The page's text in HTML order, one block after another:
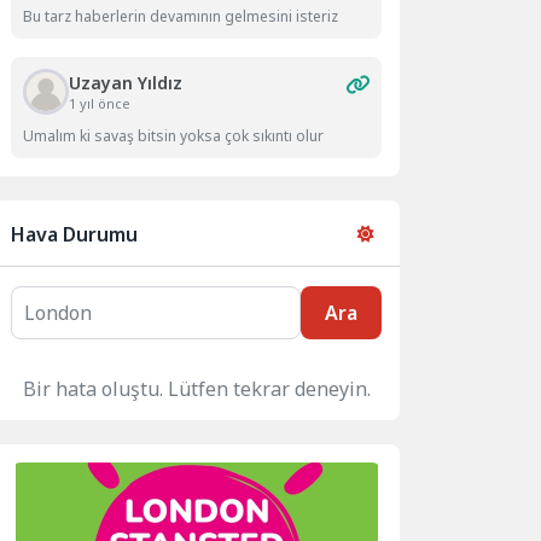
Bu tarz haberlerin devamının gelmesini isteriz
Uzayan Yıldız
1 yıl önce
Umalım ki savaş bitsin yoksa çok sıkıntı olur
Hava Durumu
Ara
Bir hata oluştu. Lütfen tekrar deneyin.